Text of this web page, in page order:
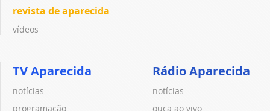
revista de aparecida
vídeos
TV Aparecida
notícias
programação
Rádio Aparecida
notícias
ouça ao vivo